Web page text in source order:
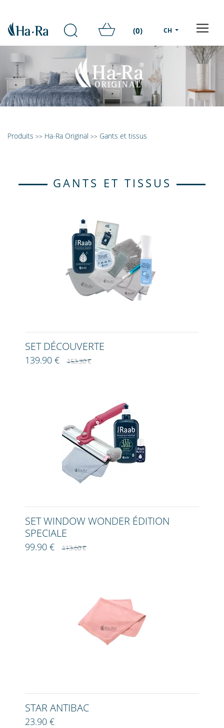
(0) CH
Produits >> Ha-Ra Original >> Gants et tissus
GANTS ET TISSUS
SET DÉCOUVERTE
139.90 €153.30 €
SET WINDOW WONDER ÉDITION
SPECIALE
99.90 €113.60 €
STAR ANTIBAC
23.90 €